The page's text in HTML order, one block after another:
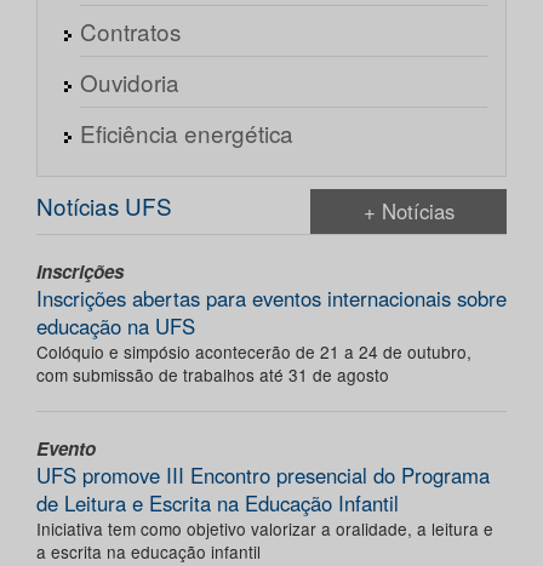
Contratos
Ouvidoria
Eficiência energética
Notícias UFS + Notícias
Inscrições
Inscrições abertas para eventos internacionais sobre
educação na UFS
Colóquio e simpósio acontecerão de 21 a 24 de outubro,
com submissão de trabalhos até 31 de agosto
Evento
UFS promove III Encontro presencial do Programa
de Leitura e Escrita na Educação Infantil
Iniciativa tem como objetivo valorizar a oralidade, a leitura e
a escrita na educação infantil